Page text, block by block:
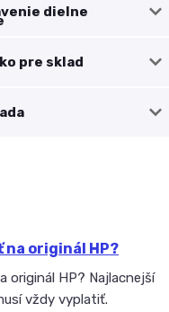
dielne
pre sklad
na originál HP?
originál HP? Najlacnejší
vždy vyplatiť.